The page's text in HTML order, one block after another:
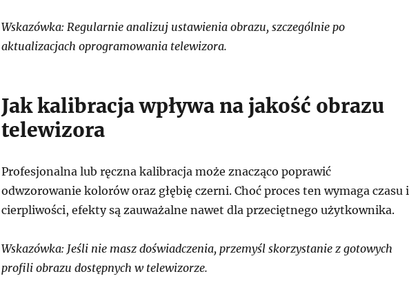
Wskazówka: Regularnie analizuj ustawienia obrazu, szczególnie po
aktualizacjach oprogramowania telewizora.
Jak kalibracja wpływa na jakość obrazu
telewizora
Profesjonalna lub ręczna kalibracja może znacząco poprawić
odwzorowanie kolorów oraz głębię czerni. Choć proces ten wymaga czasu i
cierpliwości, efekty są zauważalne nawet dla przeciętnego użytkownika.
Wskazówka: Jeśli nie masz doświadczenia, przemyśl skorzystanie z gotowych
profili obrazu dostępnych w telewizorze.